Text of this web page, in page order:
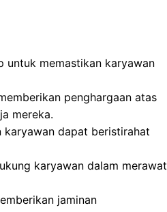
untuk memastikan karyawan
penghargaan atas
mereka.
karyawan dapat beristirahat
karyawan dalam merawat
jaminan